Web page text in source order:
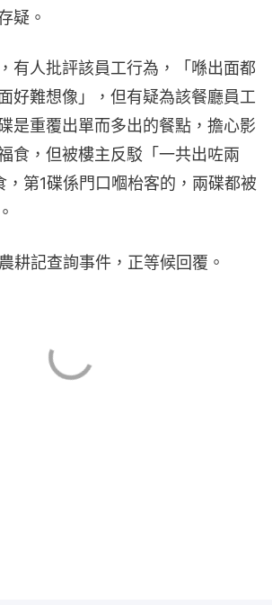
疑。
有人批評該員工行為，「喺出面都
好難想像」，但有疑為該餐廳員工
是重覆出單而多出的餐點，擔心影
食，但被樓主反駁「一共出咗兩
第1碟係門口嗰枱客的，兩碟都被
耕記查詢事件，正等候回覆。